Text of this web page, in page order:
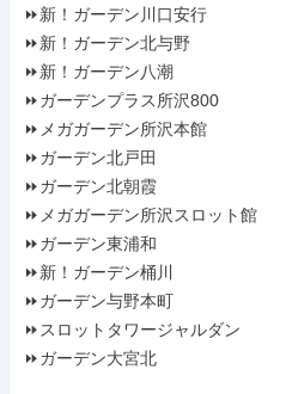
⏩新！ガーデン川口安行
⏩新！ガーデン北与野
⏩新！ガーデン八潮
⏩ガーデンプラス所沢800
⏩メガガーデン所沢本館
⏩ガーデン北戸田
⏩ガーデン北朝霞
⏩メガガーデン所沢スロット館
⏩ガーデン東浦和
⏩新！ガーデン桶川
⏩ガーデン与野本町
⏩スロットタワージャルダン
⏩ガーデン大宮北